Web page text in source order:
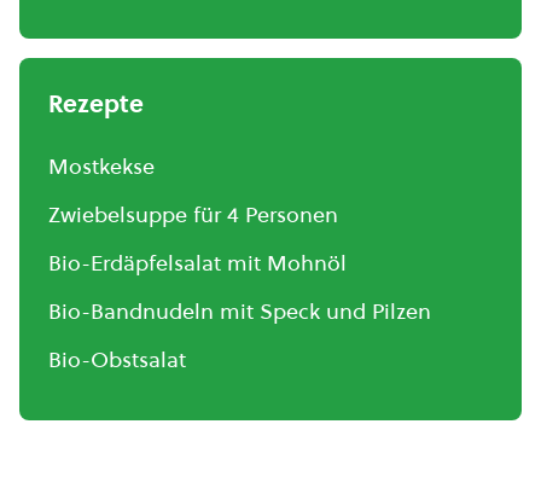
Rezepte
Mostkekse
Zwiebelsuppe für 4 Personen
Bio-Erdäpfelsalat mit Mohnöl
Bio-Bandnudeln mit Speck und Pilzen
Bio-Obstsalat